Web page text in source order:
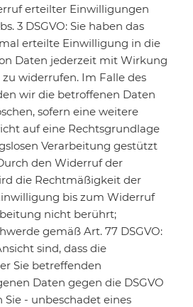
erteilter Einwilligungen
3 DSGVO: Sie haben das
erteilte Einwilligung in die
Daten jederzeit mit Wirkung
widerrufen. Im Falle des
wir die betroffenen Daten
sofern eine weitere
auf eine Rechtsgrundlage
Verarbeitung gestützt
den Widerruf der
die Rechtmäßigkeit der
bis zum Widerruf
nicht berührt;
gemäß Art. 77 DSGVO:
sind, dass die
Sie betreffenden
Daten gegen die DSGVO
Sie - unbeschadet eines